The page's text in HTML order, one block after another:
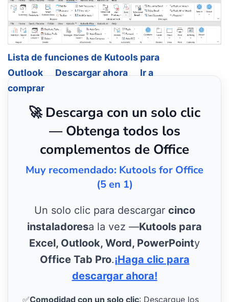
Lista de funciones de Kutools para
Outlook
Descargar ahora
Ir a
comprar
🚀 Descarga con un solo clic
— Obtenga todos los
complementos de Office
Muy recomendado: Kutools for Office
(5 en 1)
Un solo clic para descargar cinco
instaladoresa la vez —Kutools para
Excel, Outlook, Word, PowerPointy
Office Tab Pro.¡Haga clic para
descargar ahora!
✅Comodidad con un solo clic: Descargue los